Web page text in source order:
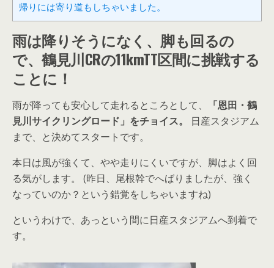
帰りには寄り道もしちゃいました。
雨は降りそうになく、脚も回るの
で、鶴見川CRの11kmTT区間に挑戦する
ことに！
雨が降っても安心して走れるところとして、
「恩田・鶴
見川サイクリングロード」をチョイス。
日産スタジアム
まで、と決めてスタートです。
本日は風が強くて、やや走りにくいですが、脚はよく回
る気がします。 (昨日、尾根幹でへばりましたが、強く
なっていのか？という錯覚をしちゃいますね)
というわけで、あっという間に日産スタジアムへ到着で
す。